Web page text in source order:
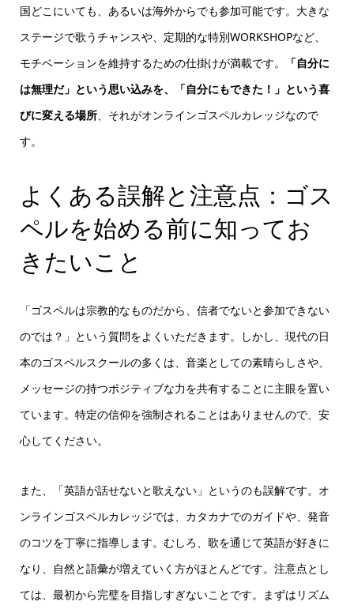
国どこにいても、あるいは海外からでも参加可能です。大きな
ステージで歌うチャンスや、定期的な特別WORKSHOPなど、
モチベーションを維持するための仕掛けが満載です。
「自分に
は無理だ」という思い込みを、「自分にもできた！」という喜
びに変える場所、それがオンラインゴスペルカレッジなので
す。
よくある誤解と注意点：ゴス
ペルを始める前に知ってお
きたいこと
「ゴスペルは宗教的なものだから、信者でないと参加できない
のでは？」という質問をよくいただきます。しかし、現代の日
本のゴスペルスクールの多くは、音楽としての素晴らしさや、
メッセージの持つポジティブな力を共有することに主眼を置い
ています。特定の信仰を強制されることはありませんので、安
心してください。
また、「英語が話せないと歌えない」というのも誤解です。オ
ンラインゴスペルカレッジでは、カタカナでのガイドや、発音
のコツを丁寧に指導します。むしろ、歌を通じて英語が好きに
なり、自然と語彙が増えていく方がほとんどです。注意点とし
ては、最初から完璧を目指しすぎないことです。まずはリズム